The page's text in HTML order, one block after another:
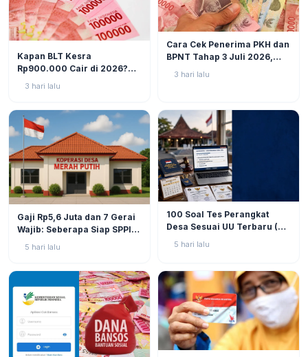
Kapan BLT Kesra
Rp900.000 Cair di 2026?
Simak Prediksi dan
3 hari lalu
Cara Cek Penerima PKH dan
BPNT Tahap 3 Juli 2026,
Bansos Sudah Mulai Cair!
3 hari lalu
Gaji Rp5,6 Juta dan 7 Gerai
Wajib: Seberapa Siap SPPI
5 hari lalu
100 Soal Tes Perangkat
Desa Sesuai UU Terbaru (UU
No. 3 Tahun 2024 & PP No.
5 hari lalu